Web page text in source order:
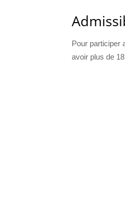
Pour participer
avoir plus de